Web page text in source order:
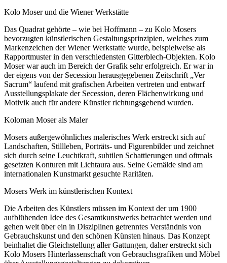
Kolo Moser und die Wiener Werkstätte
Das Quadrat gehörte – wie bei Hoffmann – zu Kolo Mosers
bevorzugten künstlerischen Gestaltungsprinzipien, welches zum
Markenzeichen der Wiener Werkstatte wurde, beispielweise als
Rapportmuster in den verschiedensten Gitterblech-Objekten. Kolo
Moser war auch im Bereich der Grafik sehr erfolgreich. Er war in
der eigens von der Secession herausgegebenen Zeitschrift „Ver
Sacrum“ laufend mit grafischen Arbeiten vertreten und entwarf
Ausstellungsplakate der Secession, deren Flächenwirkung und
Motivik auch für andere Künstler richtungsgebend wurden.
Koloman Moser als Maler
Mosers außergewöhnliches malerisches Werk erstreckt sich auf
Landschaften, Stillleben, Porträts- und Figurenbilder und zeichnet
sich durch seine Leuchtkraft, subtilen Schattierungen und oftmals
gesetzten Konturen mit Lichtaura aus. Seine Gemälde sind am
internationalen Kunstmarkt gesuchte Raritäten.
Mosers Werk im künstlerischen Kontext
Die Arbeiten des Künstlers müssen im Kontext der um 1900
aufblühenden Idee des Gesamtkunstwerks betrachtet werden und
gehen weit über ein in Disziplinen getrenntes Verständnis von
Gebrauchskunst und den schönen Künsten hinaus. Das Konzept
beinhaltet die Gleichstellung aller Gattungen, daher erstreckt sich
Kolo Mosers Hinterlassenschaft von Gebrauchsgrafiken und Möbel